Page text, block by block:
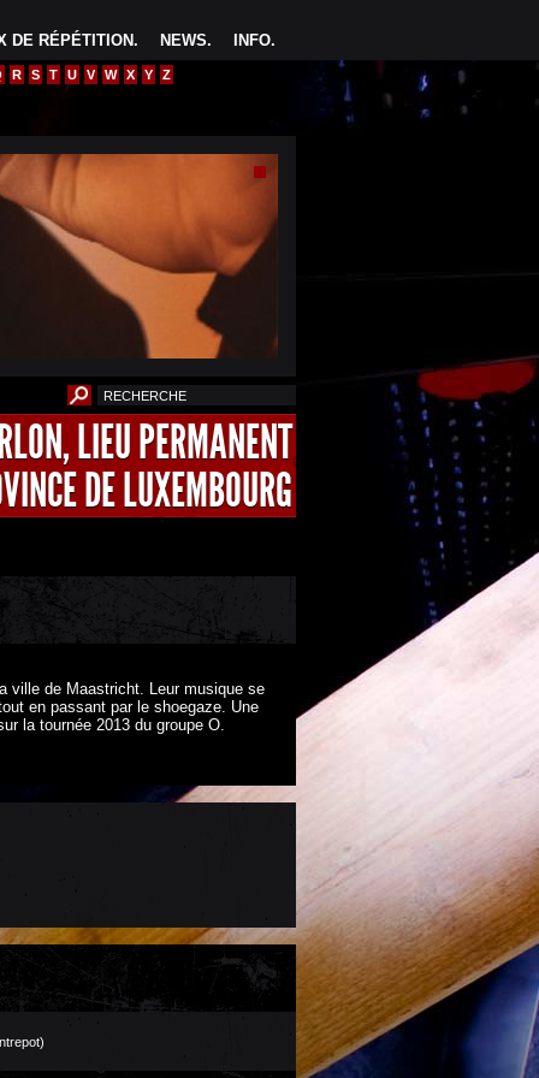
INFO.
NEWS.
DE RÉPÉTITION.
R S T U V W X Y Z
LIEU PERMANENT
DE LUXEMBOURG
ville de Maastricht. Leur musique se
en passant par le shoegaze. Une
la tournée 2013 du groupe O.